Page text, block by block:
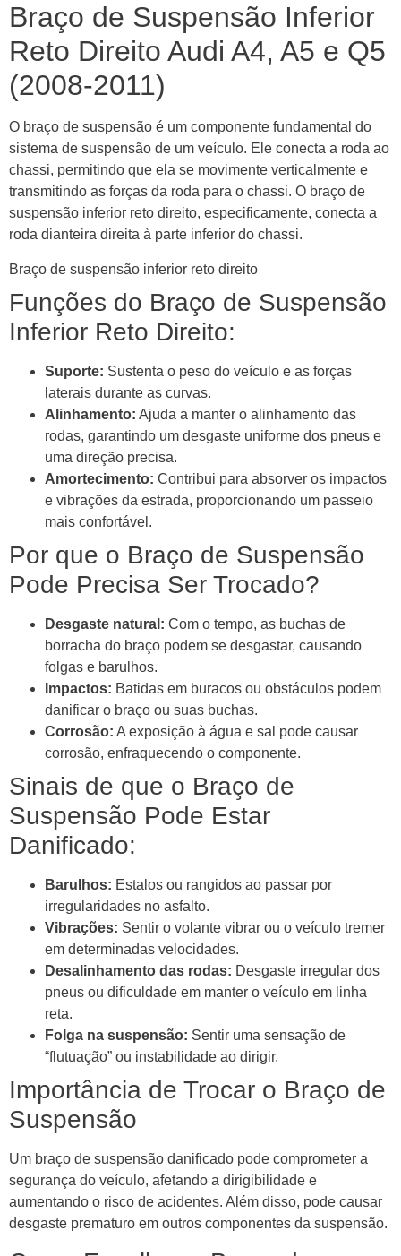
Braço de Suspensão Inferior
Reto Direito Audi A4, A5 e Q5
(2008-2011)
O braço de suspensão é um componente fundamental do
sistema de suspensão de um veículo. Ele conecta a roda ao
chassi, permitindo que ela se movimente verticalmente e
transmitindo as forças da roda para o chassi. O braço de
suspensão inferior reto direito, especificamente, conecta a
roda dianteira direita à parte inferior do chassi.
Braço de suspensão inferior reto direito
Funções do Braço de Suspensão
Inferior Reto Direito:
Suporte: Sustenta o peso do veículo e as forças
laterais durante as curvas.
Alinhamento: Ajuda a manter o alinhamento das
rodas, garantindo um desgaste uniforme dos pneus e
uma direção precisa.
Amortecimento: Contribui para absorver os impactos
e vibrações da estrada, proporcionando um passeio
mais confortável.
Por que o Braço de Suspensão
Pode Precisa Ser Trocado?
Desgaste natural: Com o tempo, as buchas de
borracha do braço podem se desgastar, causando
folgas e barulhos.
Impactos: Batidas em buracos ou obstáculos podem
danificar o braço ou suas buchas.
Corrosão: A exposição à água e sal pode causar
corrosão, enfraquecendo o componente.
Sinais de que o Braço de
Suspensão Pode Estar
Danificado:
Barulhos: Estalos ou rangidos ao passar por
irregularidades no asfalto.
Vibrações: Sentir o volante vibrar ou o veículo tremer
em determinadas velocidades.
Desalinhamento das rodas: Desgaste irregular dos
pneus ou dificuldade em manter o veículo em linha
reta.
Folga na suspensão: Sentir uma sensação de
“flutuação” ou instabilidade ao dirigir.
Importância de Trocar o Braço de
Suspensão
Um braço de suspensão danificado pode comprometer a
segurança do veículo, afetando a dirigibilidade e
aumentando o risco de acidentes. Além disso, pode causar
desgaste prematuro em outros componentes da suspensão.